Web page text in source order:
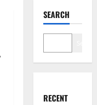
SEARCH
RECENT